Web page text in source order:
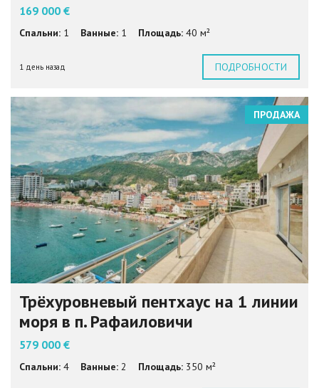
169 000 €
Спальни: 1 Ванные: 1 Площадь: 40 м²
1 день назад ПОДРОБНОСТИ
ПРОДАЖА
Трёхуровневый пентхаус на 1 линии
моря в п. Рафаиловичи
579 000 €
Спальни: 4 Ванные: 2 Площадь: 350 м²